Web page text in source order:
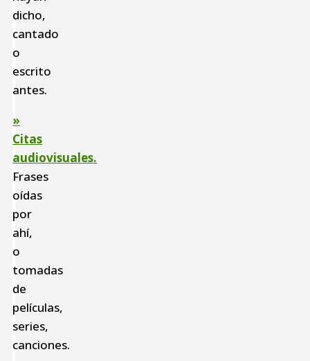
dicho,
cantado
o
escrito
antes.
»
Citas
audiovisuales.
Frases
oídas
por
ahí,
o
tomadas
de
películas,
series,
canciones.